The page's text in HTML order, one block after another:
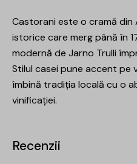
Castorani este o cramă din
istorice care merg până în
modernă de Jarno Trulli
Stilul casei pune accent pe
îmbină tradiția locală cu o
vinificației.
Recenzii